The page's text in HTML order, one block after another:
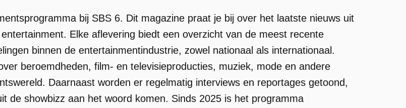
bij SBS 6. Dit magazine praat je bij over het laatste nieuws uit
Elke aflevering biedt een overzicht van de meest recente
binnen de entertainmentindustrie, zowel nationaal als internationaal.
beroemdheden, film- en televisieproducties, muziek, mode en andere
Daarnaast worden er regelmatig interviews en reportages getoond,
de showbizz aan het woord komen. Sinds 2025 is het programma